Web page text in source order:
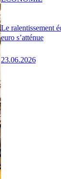
Le ralentissement
euro s’atténue
23.06.2026